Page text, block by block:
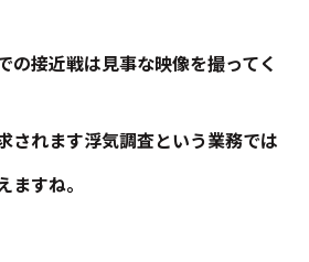
の接近戦は見事な映像を撮ってく
されます浮気調査という業務では
ますね。